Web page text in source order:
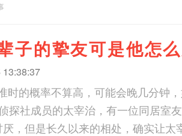
子的挚友可是他怎
时的概率不算高，可能会晚几分钟
社成员的太宰治，有一位同居室
但是长久以来的相处，确实让太